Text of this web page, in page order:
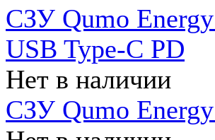
СЗУ Qumo
USB Type-C PD
Нет в наличии
СЗУ Qumo